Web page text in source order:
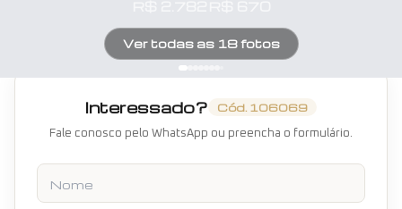
Ver todas as 18fotos
Interessado? Cód. 106069
Fale conosco pelo WhatsApp ou preencha o formulário.
Nome